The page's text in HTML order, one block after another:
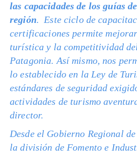
las capacidades de los guías
región. Este ciclo de
certificaciones permite
turística y la competitividad
Patagonia. Así mismo, nos
lo establecido en la Ley de
estándares de seguridad
actividades de turismo
director.
Desde el Gobierno Regional
la división de Fomento e